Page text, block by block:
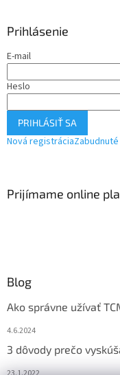
Prihlásenie
E-mail
Heslo
PRIHLÁSIŤ SA
Nová registrácia
Prijímame online
Blog
Ako správne užívať
4.6.2024
3 dôvody prečo